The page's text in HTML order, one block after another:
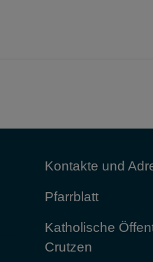
Kontakte und
Pfarrblatt
Katholische
Crutzen